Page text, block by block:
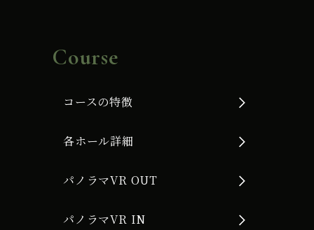
Course
コースの特徴
各ホール詳細
パノラマVR OUT
パノラマVR IN